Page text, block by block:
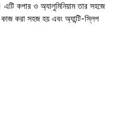
এটি কপার ও অ্যালুমিনিয়াম তার সহজে
কাজ করা সহজ হয় এবং অ্যান্টি-স্লিপ